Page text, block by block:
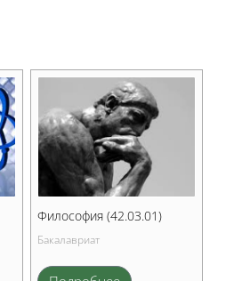
Философия (42.03.01)
Бакалавриат